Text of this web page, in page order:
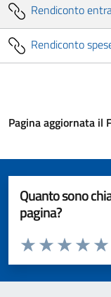
Rendiconto
Rendiconto
Pagina aggiornata il
Quanto sono
pagina?
Valuta da 1 a 5 stelle la
Valuta
Valuta 3
Valuta 2 stelle
Valuta 1 stelle su 5